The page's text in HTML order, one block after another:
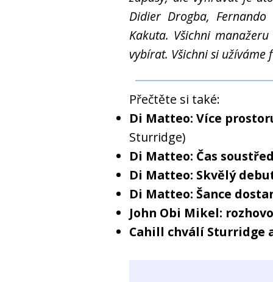
Didier Drogba,
Kakuta. Všichni
vybírat. Všichni si užíváme
Přečtěte si také:
Di Matteo: Více
Sturridge)
Di Matteo: Čas
Di Matteo: Skvělý
Di Matteo: Šance
John Obi Mikel:
Cahill chválí Sturridge